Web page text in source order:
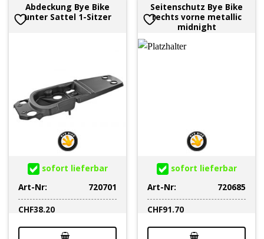
Abdeckung Bye Bike
unter Sattel 1-Sitzer
sofort lieferbar
Art-Nr:
720701
CHF38.20
Seitenschutz Bye Bike
rechts vorne metallic
midnight
sofort lieferbar
Art-Nr:
720685
CHF91.70